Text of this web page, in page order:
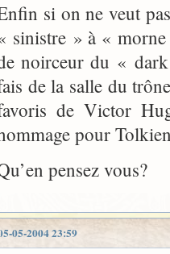
si on ne veut
sinistre » à «
noirceur du «
de la salle du
de Victor
pour
pensez vous?
05-2004 23:59